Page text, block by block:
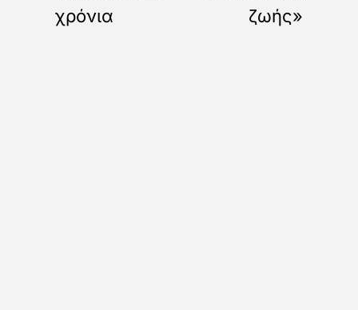
χρόνια
ζωής»